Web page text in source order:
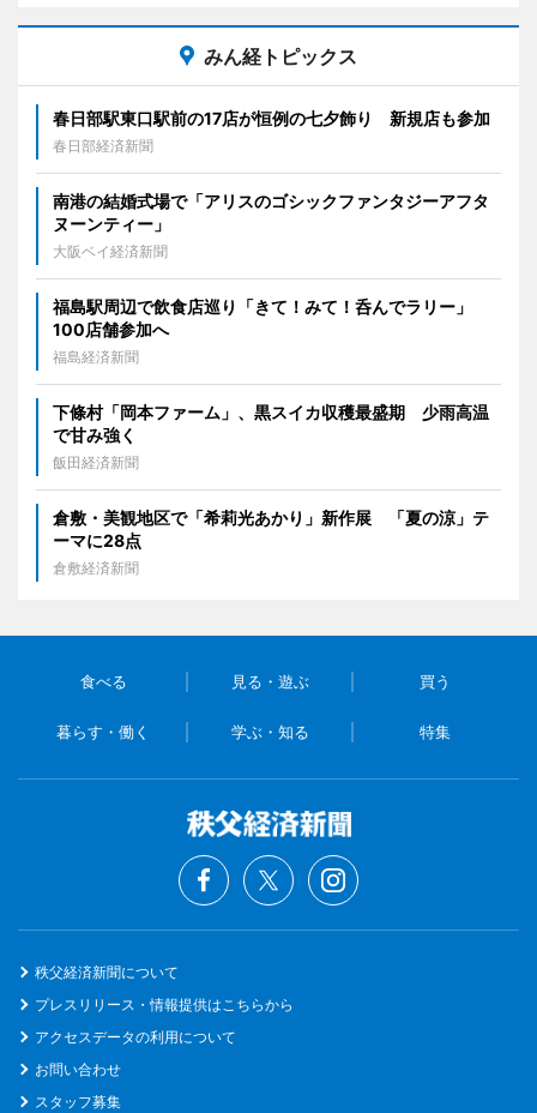
みん経トピックス
春日部駅東口駅前の17店が恒例の七夕飾り 新規店も参加
春日部経済新聞
南港の結婚式場で「アリスのゴシックファンタジーアフタ
ヌーンティー」
大阪ベイ経済新聞
福島駅周辺で飲食店巡り「きて！みて！呑んでラリー」
100店舗参加へ
福島経済新聞
下條村「岡本ファーム」、黒スイカ収穫最盛期 少雨高温
で甘み強く
飯田経済新聞
倉敷・美観地区で「希莉光あかり」新作展 「夏の涼」テ
ーマに28点
倉敷経済新聞
食べる 見る・遊ぶ 買う
暮らす・働く 学ぶ・知る 特集
秩父経済新聞について
プレスリリース・情報提供はこちらから
アクセスデータの利用について
お問い合わせ
スタッフ募集